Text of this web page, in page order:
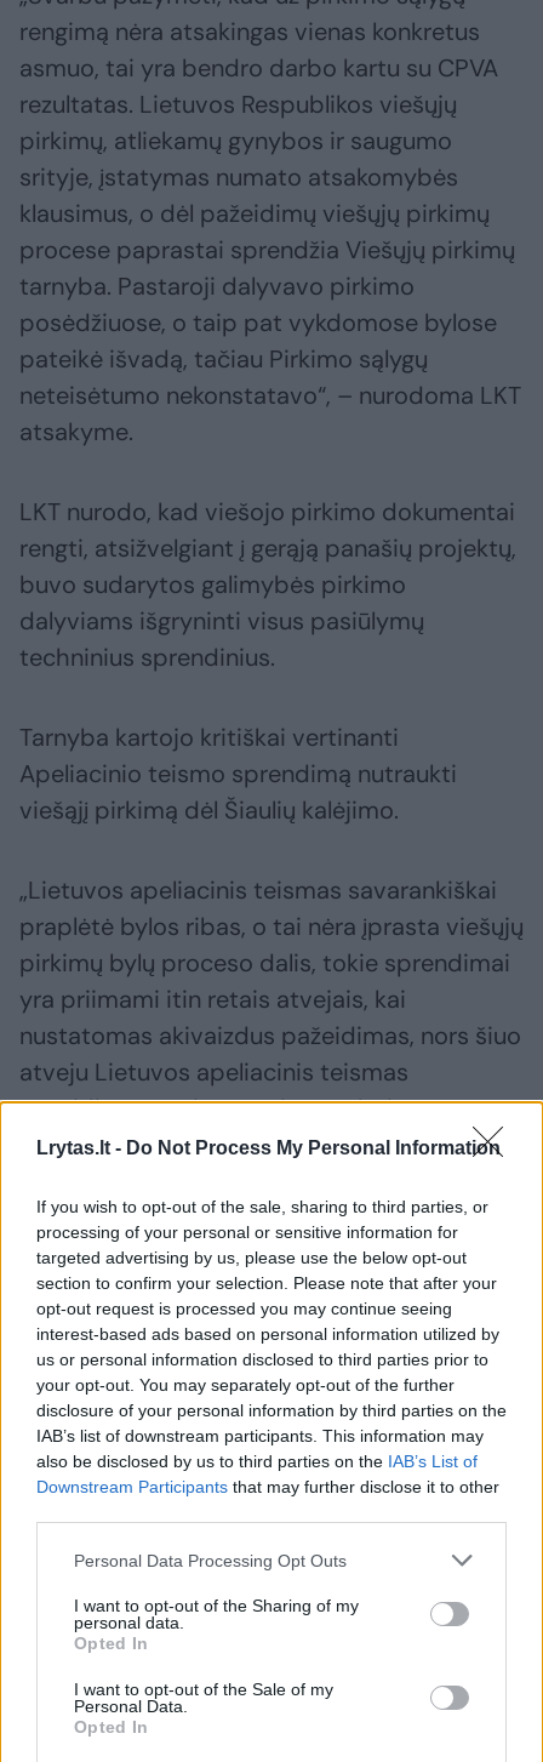
Lrytas.lt - Do Not Process My Personal Information
If you wish to opt-out of the sale, sharing to third parties, or
processing of your personal or sensitive information for
targeted advertising by us, please use the below opt-out
section to confirm your selection. Please note that after your
opt-out request is processed you may continue seeing
interest-based ads based on personal information utilized by
us or personal information disclosed to third parties prior to
your opt-out. You may separately opt-out of the further
disclosure of your personal information by third parties on the
IAB’s list of downstream participants. This information may
also be disclosed by us to third parties on the IAB’s List of
Downstream Participants that may further disclose it to other
Personal Data Processing Opt Outs
I want to opt-out of the Sharing of my
personal data.
Opted In
I want to opt-out of the Sale of my
Personal Data.
Opted In
rengimą nėra atsakingas vienas konkretus
asmuo, tai yra bendro darbo kartu su CPVA
rezultatas. Lietuvos Respublikos viešųjų
pirkimų, atliekamų gynybos ir saugumo
srityje, įstatymas numato atsakomybės
klausimus, o dėl pažeidimų viešųjų pirkimų
procese paprastai sprendžia Viešųjų pirkimų
tarnyba. Pastaroji dalyvavo pirkimo
posėdžiuose, o taip pat vykdomose bylose
pateikė išvadą, tačiau Pirkimo sąlygų
neteisėtumo nekonstatavo“, – nurodoma LKT
atsakyme.
LKT nurodo, kad viešojo pirkimo dokumentai
rengti, atsižvelgiant į gerąją panašių projektų,
buvo sudarytos galimybės pirkimo
dalyviams išgryninti visus pasiūlymų
techninius sprendinius.
Tarnyba kartojo kritiškai vertinanti
Apeliacinio teismo sprendimą nutraukti
viešąjį pirkimą dėl Šiaulių kalėjimo.
„Lietuvos apeliacinis teismas savarankiškai
praplėtė bylos ribas, o tai nėra įprasta viešųjų
pirkimų bylų proceso dalis, tokie sprendimai
yra priimami itin retais atvejais, kai
nustatomas akivaizdus pažeidimas, nors šiuo
atveju Lietuvos apeliacinis teismas
pažeidimo netgi nemėgino įrodyti“, –
teigiama LKT komentare.
„Lietuvos kalėjimų tarnyba nesutinka, kad
pirkimo sąlygos yra neteisėtos“, – akcentuoja
tarnyba.
Ministro kritika LKT vadovybei
Apeliaciniam teismui nutraukus viešąjį
pirkimą dėl Šiaulių kalėjimo statybų,
teisingumo ministras R. Mockus tvirtino, kad
sužlugo strateginis projektas ir dėl to
atsakomybę turi prisiimti LKT vadovybė.
„Apeliacinis teismas aiškiai ir
nedviprasmiškai pasakė, kad Kalėjimų